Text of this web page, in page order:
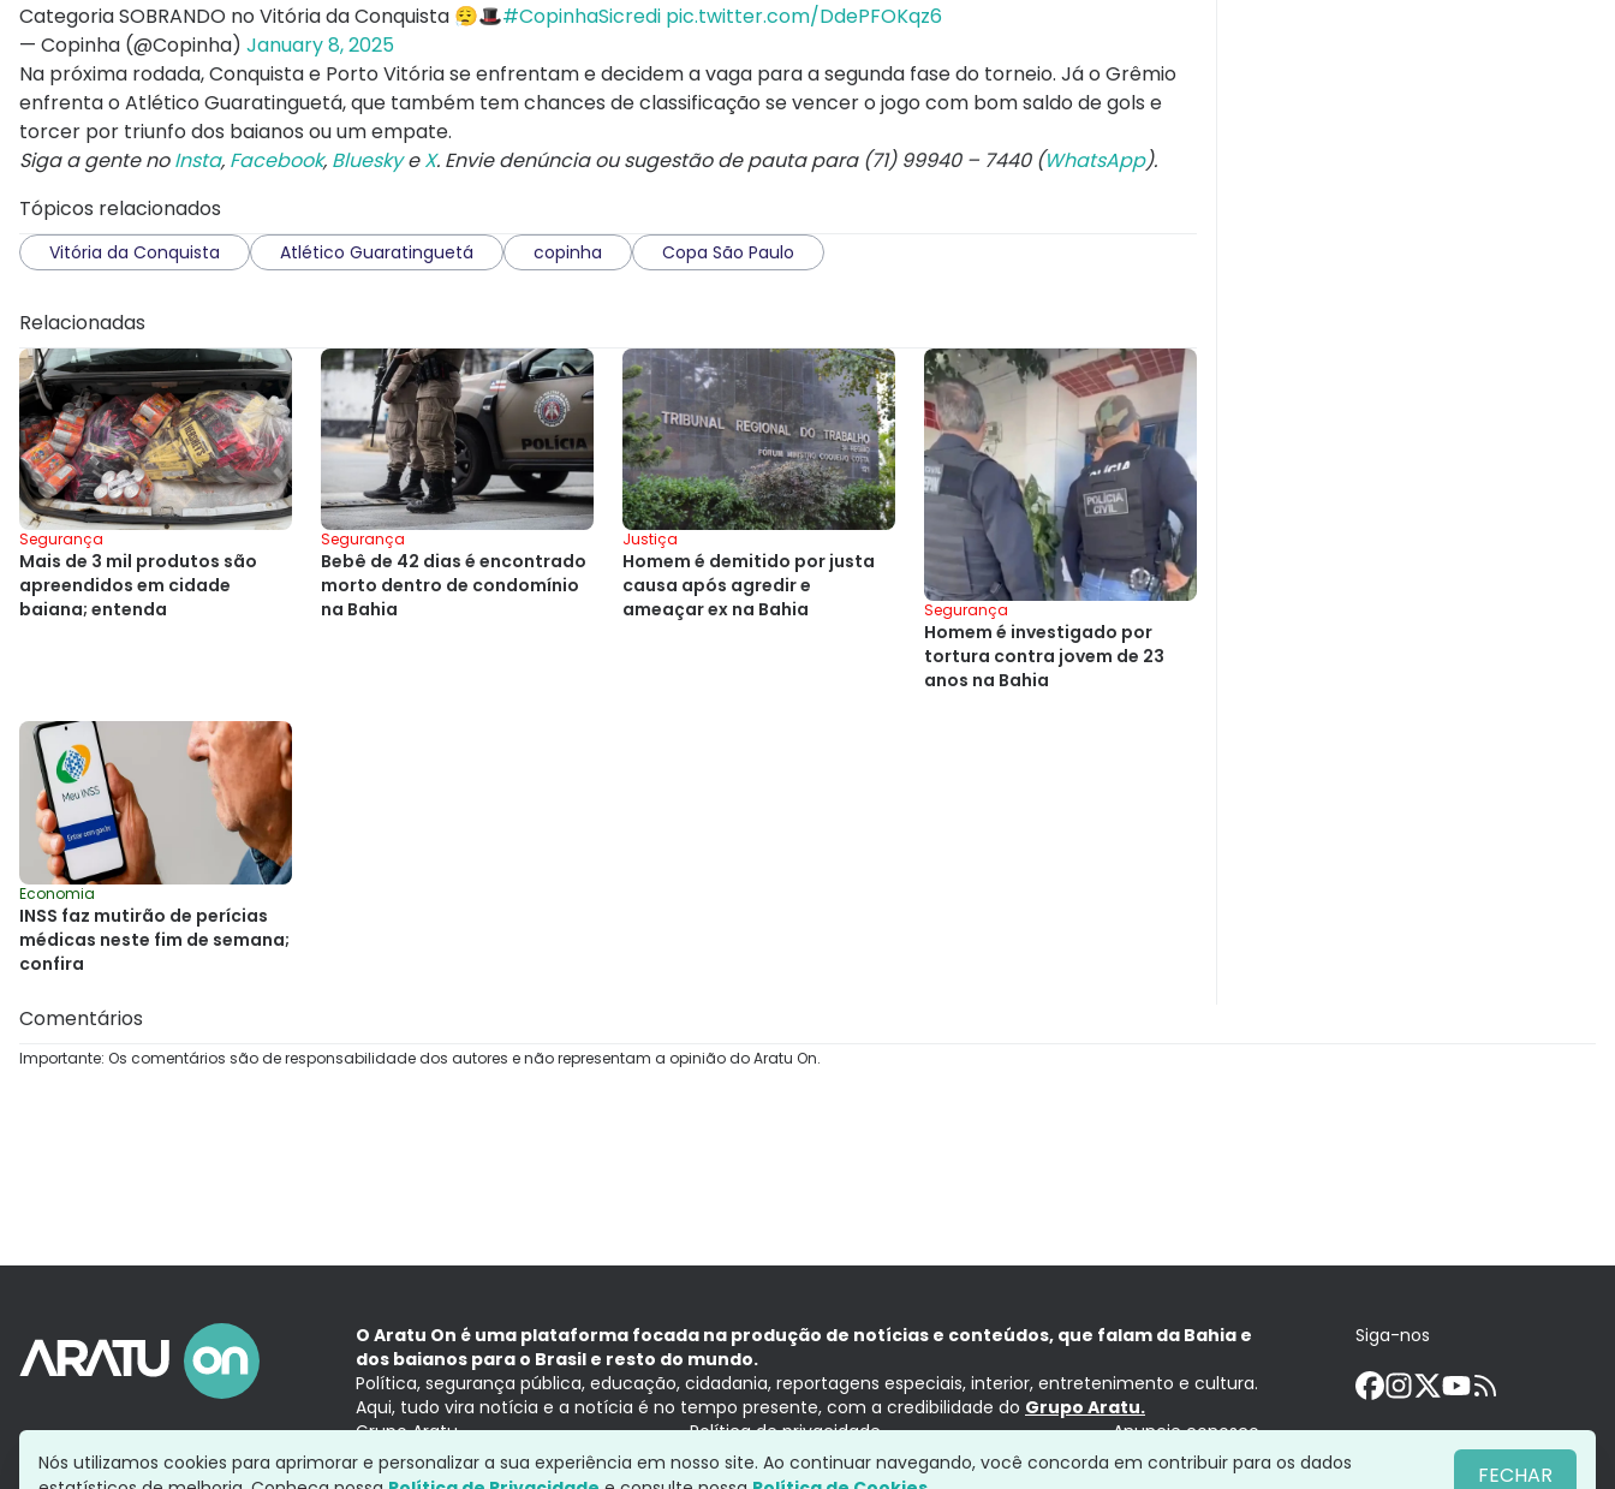
Categoria SOBRANDO no Vitória da Conquista 😮‍💨🎩#CopinhaSicredi pic.twitter.com/DdePFOKqz6
— Copinha (@Copinha) January 8, 2025
Na próxima rodada, Conquista e Porto Vitória se enfrentam e decidem a vaga para a segunda fase do torneio. Já o Grêmio
enfrenta o Atlético Guaratinguetá, que também tem chances de classificação se vencer o jogo com bom saldo de gols e
torcer por triunfo dos baianos ou um empate.
Siga a gente noInsta, Facebook, BlueskyeX. Envie denúncia ou sugestão de pauta para (71) 99940 – 7440 (WhatsApp).
Tópicos relacionados
Vitória da Conquista Atlético Guaratinguetá copinha Copa São Paulo
Relacionadas
Segurança
Mais de 3 mil produtos são
apreendidos em cidade
baiana; entenda
Segurança
Bebê de 42 dias é encontrado
morto dentro de condomínio
na Bahia
Justiça
Homem é demitido por justa
causa após agredir e
ameaçar ex na Bahia
Segurança
Homem é investigado por
tortura contra jovem de 23
anos na Bahia
Economia
INSS faz mutirão de perícias
médicas neste fim de semana;
confira
Comentários
Importante: Os comentários são de responsabilidade dos autores e não representam a opinião do Aratu On.
O Aratu On é uma plataforma focada na produção de notícias e conteúdos, que falam da Bahia e
dos baianos para o Brasil e resto do mundo.
Política, segurança pública, educação, cidadania, reportagens especiais, interior, entretenimento e cultura.
Aqui, tudo vira notícia e a notícia é no tempo presente, com a credibilidade do Grupo Aratu.
Grupo Aratu
Política de privacidade Anuncie conosco
Siga-nos
Nós utilizamos cookies para aprimorar e personalizar a sua experiência em nosso site. Ao continuar navegando, você concorda em contribuir para os dados
FECHAR